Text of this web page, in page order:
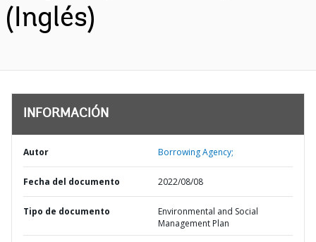
(Inglés)
INFORMACIÓN
Autor Borrowing Agency;
Fecha del documento 2022/08/08
Tipo de documento
Environmental and Social
Management Plan